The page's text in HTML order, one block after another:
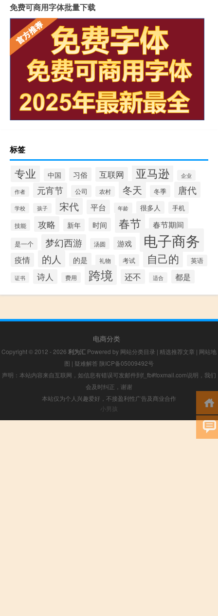
免费可商用字体批量下载
标签
专业 中国 习俗 互联网 亚马逊 企业
作者 元宵节 公司 农村 冬天 冬季 唐代
学校 孩子 宋代 平台 年龄 很多人 手机
技能 攻略 新年 时间 春节 春节期间
是一个 梦幻西游 汤圆 游戏 电子商务
疫情 的人 的是 礼物 考试 自己的 英语
证书 诗人 费用 跨境 还不 适合 都是
电商分类
Copyright © 2012 - 2026 利为汇 Powered by 网站分类目录 | 精选推荐文章 | 网站地
图 | 疑难解答 陕ICP备05009492号
声明：本站内容来自互联网，如信息有错误可发邮件到f_fb#foxmail.com说明，我们
会及时纠正，谢谢
本站仅为个人兴趣爱好，不接盈利性广告及商业合作
小男孩